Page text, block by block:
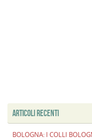
ARTICOLI RECENTI
BOLOGNA: I COLLI